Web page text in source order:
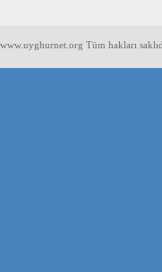
www.uyghurnet.org Tüm hakları